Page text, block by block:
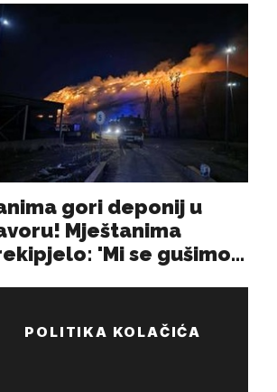
POLITIKA KOLAČIĆA